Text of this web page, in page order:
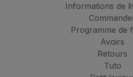
Informations de
Programme de
Avoirs
Retours
Tuto